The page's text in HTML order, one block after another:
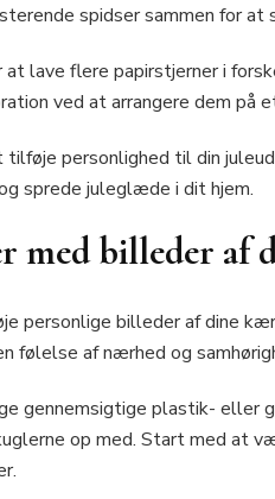
spidser sammen for at
lave flere papirstjerner i
ved at arrangere dem på
personlighed til din
sprede juleglæde i dit hjem.
med billeder af
personlige billeder af dine
af nærhed og
gennemsigtige plastik- eller
op med. Start med at